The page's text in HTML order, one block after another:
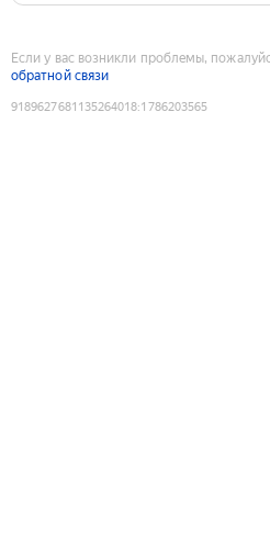
Если у вас возникли проблемы,
обратной связи
9189627681135264018:1786203565